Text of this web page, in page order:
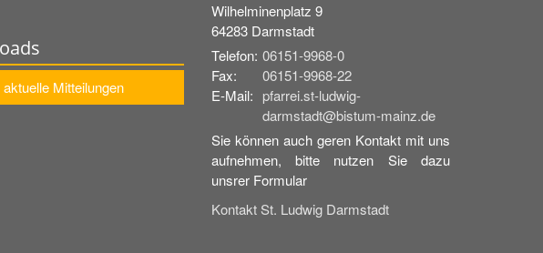
aktuelle Mitteilungen
Wilhelminenplatz 9
64283 Darmstadt
Telefon: 06151-9968-0
Fax:
06151-9968-22
E-Mail: pfarrei.st-ludwig-
darmstadt@bistum-mainz.de
Sie können auch geren Kontakt mit uns
aufnehmen, bitte nutzen Sie dazu
unsrer Formular
Kontakt St. Ludwig Darmstadt